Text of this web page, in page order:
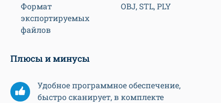
Формат
экспортируемых
файлов
OBJ, STL, PLY
Плюсы и минусы
Удобное программное обеспечение,
быстро сканирует, в комплекте